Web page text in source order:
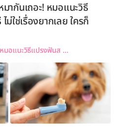
ากันเถอะ! หมอแนะวิธี
ใช่เรื่องยากเลย ใครก็
มอแนะวิธีแปรงฟันส ...